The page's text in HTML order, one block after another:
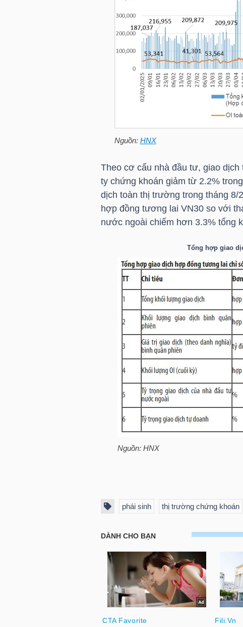
Nguồn: HNX
Theo cơ cấu nhà đầu tư, giao
ty chứng khoán giảm từ 2.2%
dịch toàn thị trường trong tháng
hợp đồng tương lai VN30so với
nước ngoài chiếm hơn 3.3% tổng
Tổng hợp giao
Nguồn: HNX
phái sinh thị trường chứng khoán